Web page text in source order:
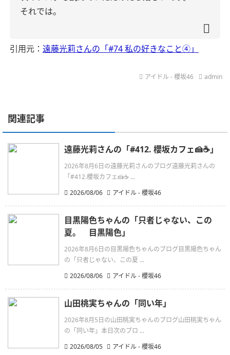
それでは。
引用元： 遠藤光莉さんの「#74 私の好きなこと④」
アイドル - 櫻坂46 admin
関連記事
遠藤光莉さんの「#412. 櫻坂カフェ🍰☕️」
2026年8月6日の遠藤光莉さんのブログ遠藤光莉さんの
「#412.櫻坂カフェ🍰☕ ...
2026/08/06
アイドル - 櫻坂46
目黒陽色ちゃんの「只者じゃない、この
夏。 目黒陽色」
2026年8月6日の目黒陽色ちゃんのブログ目黒陽色ちゃん
の「只者じゃない、この夏 ...
2026/08/06
アイドル - 櫻坂46
山田桃実ちゃんの「同い年」
2026年8月5日の山田桃実ちゃんのブログ山田桃実ちゃん
の「同い年」本日次のブロ ...
2026/08/05
アイドル - 櫻坂46